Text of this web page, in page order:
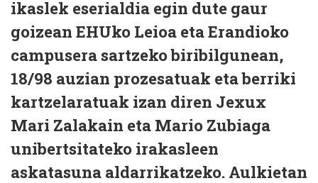
ikaslek eserialdia egin dute gaur
goizean EHUko Leioa eta Erandioko
campusera sartzeko biribilgunean,
18/98 auzian prozesatuak eta berriki
kartzelaratuak izan diren Jexux
Mari Zalakain eta Mario Zubiaga
unibertsitateko irakasleen
askatasuna aldarrikatzeko. Aulkietan